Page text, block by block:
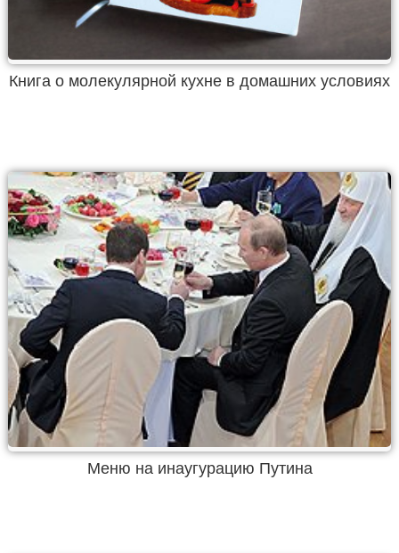
Книга о молекулярной кухне в домашних условиях
Меню на инаугурацию Путина